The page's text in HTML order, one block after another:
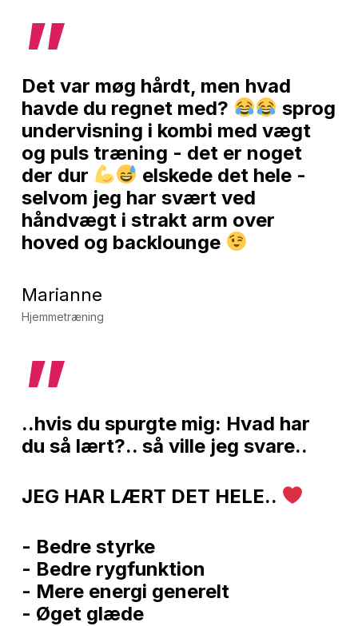
”
Det var møg hårdt, men hvad
havde du regnet med?
sprog
undervisning i kombi med vægt
og puls træning - det er noget
der dur
elskede det hele -
selvom jeg har svært ved
håndvægt i strakt arm over
hoved og backlounge
Marianne
Hjemmetræning
”
..hvis du spurgte mig: Hvad har
du så lært?.. så ville jeg svare..
JEG HAR LÆRT DET HELE..
- Bedre styrke
- Bedre rygfunktion
- Mere energi generelt
- Øget glæde